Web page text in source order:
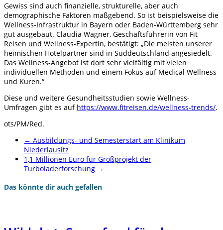
Gewiss sind auch finanzielle, strukturelle, aber auch
demographische Faktoren maßgebend. So ist beispielsweise die
Wellness-Infrastruktur in Bayern oder Baden-Württemberg sehr
gut ausgebaut. Claudia Wagner, Geschäftsführerin von Fit
Reisen und Wellness-Expertin, bestätigt: „Die meisten unserer
heimischen Hotelpartner sind in Süddeutschland angesiedelt.
Das Wellness-Angebot ist dort sehr vielfältig mit vielen
individuellen Methoden und einem Fokus auf Medical Wellness
und Kuren.“
Diese und weitere Gesundheitsstudien sowie Wellness-
Umfragen gibt es auf https://www.fitreisen.de/wellness-trends/.
ots/PM/Red.
← Ausbildungs- und Semesterstart am Klinikum
Niederlausitz
1,1 Millionen Euro für Großprojekt der
Turboladerforschung →
Das könnte dir auch gefallen